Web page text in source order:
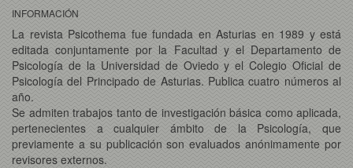
INFORMACIÓN
La revista Psicothema fue fundada en Asturias en 1989 y está
editada conjuntamente por la Facultad y el Departamento de
Psicología de la Universidad de Oviedo y el Colegio Oficial de
Psicología del Principado de Asturias. Publica cuatro números al
año.
Se admiten trabajos tanto de investigación básica como aplicada,
pertenecientes a cualquier ámbito de la Psicología, que
previamente a su publicación son evaluados anónimamente por
revisores externos.